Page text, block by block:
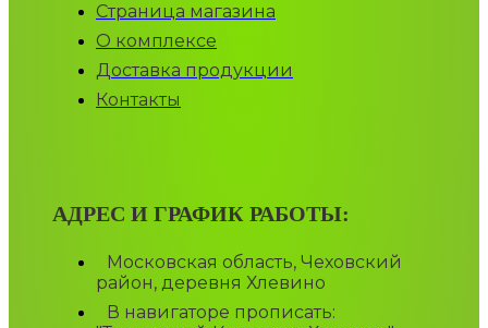
Страница магазина
О комплексе
Доставка продукции
Контакты
АДРЕС И ГРАФИК РАБОТЫ:
Московская область, Чеховский
район, деревня Хлевино
В навигаторе прописать: